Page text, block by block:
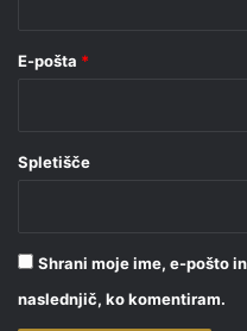
E-pošta *
Spletišče
Shrani moje ime, e-pošto
naslednjič, ko komentiram.